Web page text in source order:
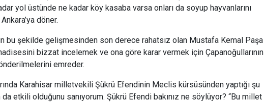
yol üstünde ne kadar köy kasaba varsa onları da soyup hayvanlarını
döner.
bu şekilde gelişmesinden son derece rahatsız olan Mustafa Kemal Paşa
bizzat incelemek ve ona göre karar vermek için Çapanoğullarının
emreder.
Karahisar milletvekili Şükrü Efendinin Meclis kürsüsünden yaptığı şu
da etkili olduğunu sanıyorum. Şükrü Efendi bakınız ne söylüyor? “Bu millet